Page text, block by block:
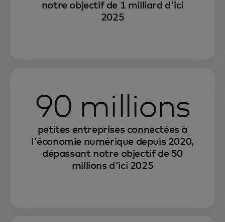
notre objectif de 1 milliard d'ici
2025
90 millions
petites entreprises connectées à
l'économie numérique depuis 2020,
dépassant notre objectif de 50
millions d'ici 2025